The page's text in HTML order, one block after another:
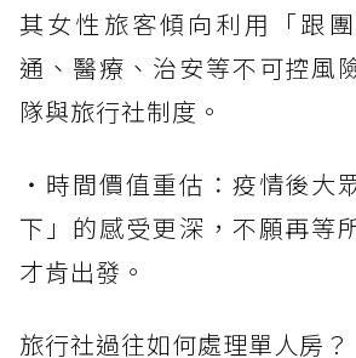
其女性旅客傾向利用「跟
通、醫療、治安等不可控風
隊與旅行社制度。
・時間價值重估：疫情後大
下」的感受更深，不願再等
才肯出發。
旅行社過往如何處理單人房？